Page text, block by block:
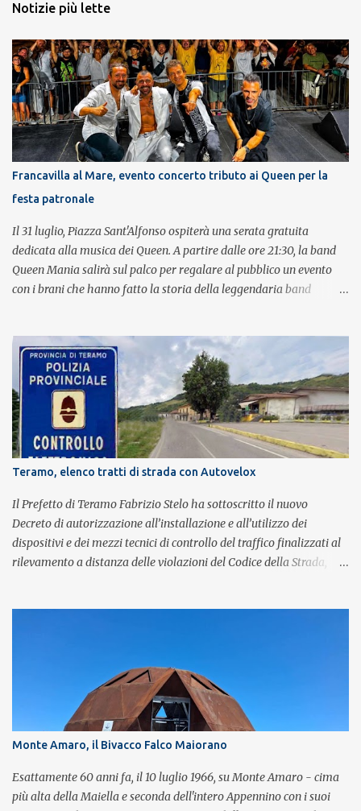
Notizie più lette
Francavilla al Mare, evento concerto tributo ai Queen per la
festa patronale
Il 31 luglio, Piazza Sant'Alfonso ospiterà una serata gratuita
dedicata alla musica dei Queen. A partire dalle ore 21:30, la band
Queen Mania salirà sul palco per regalare al pubblico un evento
con i brani che hanno fatto la storia della leggendaria band
con grande successo la passione e l'energia del celebre gruppo. Lo
spettacolo si inserisce nell'ambito dei festeggiamenti in onore di
Sant'Alfonso, il santo patrono della città. La formazione sul palco è
composta da Simone Fortuna alla batteria e voce, Fabrizio
Palermo al basso e voce, Tiziano Giampieri alla chitarra e voce, e
Salvo Vinci alla voce. Salvo Vinci è la voce scelta direttamente da
Brian May e Roger Taylor per il musical We Will Rock You.
Teramo, elenco tratti di strada con Autovelox
Il Prefetto di Teramo Fabrizio Stelo ha sottoscritto il nuovo
Decreto di autorizzazione all’installazione e all’utilizzo dei
dispositivi e dei mezzi tecnici di controllo del traffico finalizzati al
rilevamento a distanza delle violazioni del Codice della Strada,
del C.d.S., in particolare del superamento dei limiti di velocità. Il
provvedimento, spiega il Prefetto, è stato emanato a seguito del
completamento dell’istruttoria da parte della Polizia Stradale di
Teramo, integrando il precedente con i tratti stradali per i quali è
stato dato parere tecnico positivo. Con l’occasione, inoltre, si è
proceduto all’esame delle istanze di rettifica e/o revisione p...
Monte Amaro, il Bivacco Falco Maiorano
Esattamente 60 anni fa, il 10 luglio 1966, su Monte Amaro - cima
più alta della Maiella e seconda dell'intero Appennino con i suoi